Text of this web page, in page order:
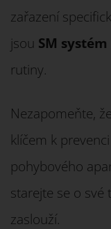
zařazení
jsou SM systém
rutiny.
Nezapomeňte, že
klíčem k
pohybového
starejte se o své
zaslouží.